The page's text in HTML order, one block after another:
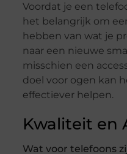
Voordat je een
het belangrijk om
hebben van wat je
naar een nieuwe
misschien een
doel voor ogen kan
effectiever helpen.
Kwaliteit en
Wat voor telefoons